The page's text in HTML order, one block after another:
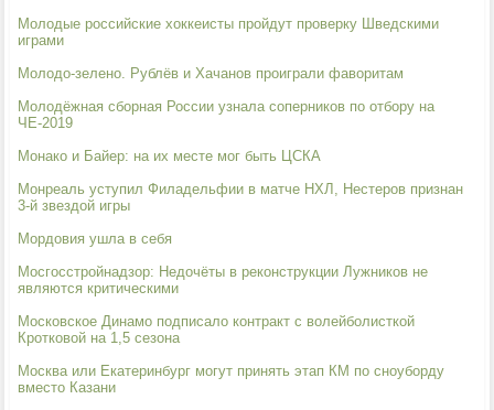
Молодые российские хоккеисты пройдут проверку Шведскими
играми
Молодо-зелено. Рублёв и Хачанов проиграли фаворитам
Молодёжная сборная России узнала соперников по отбору на
ЧЕ-2019
Монако и Байер: на их месте мог быть ЦСКА
Монреаль уступил Филадельфии в матче НХЛ, Нестеров признан
3-й звездой игры
Мордовия ушла в себя
Мосгосстройнадзор: Недочёты в реконструкции Лужников не
являются критическими
Московское Динамо подписало контракт с волейболисткой
Кротковой на 1,5 сезона
Москва или Екатеринбург могут принять этап КМ по сноуборду
вместо Казани